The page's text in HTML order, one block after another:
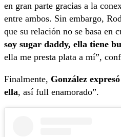
en gran parte gracias a la
entre ambos. Sin embargo,
que su relación no se basa en
soy sugar daddy, ella tiene
ella me presta plata a mí”,
Finalmente, González
ella, así full enamorado”.